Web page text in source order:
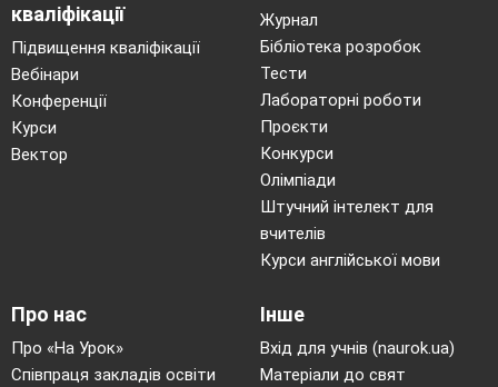
кваліфікації
Підвищення кваліфікації
Вебінари
Конференції
Курси
Вектор
Журнал
Бібліотека розробок
Тести
Лабораторні роботи
Проєкти
Конкурси
Олімпіади
Штучний інтелект для
вчителів
Курси англійської мови
Про нас
Про «На Урок»
Співпраця закладів освіти
Інше
Вхід для учнів (naurok.ua)
Матеріали до свят